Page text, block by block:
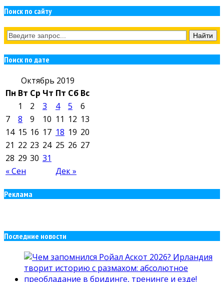
Поиск по сайту
Поиск по дате
Октябрь 2019
Пн Вт Ср Чт Пт Сб Вс
« Сен Дек »
1 2 3 4 5
6
7
8 9 10 11 12 13
14 15 16 17 18 19 20
21 22 23 24 25 26 27
28 29 30 31
Реклама
Последние новости